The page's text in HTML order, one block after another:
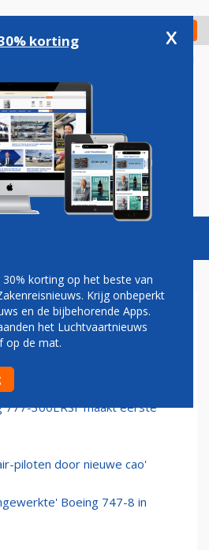
Check in
Podcasts Vacatures
bestelt zesde Boeing 777F
300ERSF maakt eerste
piloten door nieuwe cao'
Boeing 747-8 in
korting x
korting op het beste van
Krijg onbeperkt
en de bijbehorende Apps.
het Luchtvaartnieuws
op de mat.